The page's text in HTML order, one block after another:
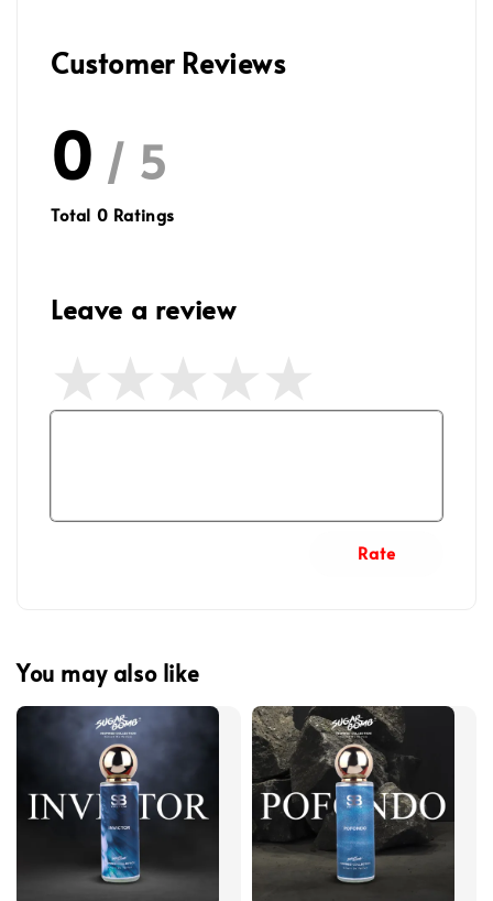
Customer Reviews
0 / 5
Total 0 Ratings
Leave a review
Rate
You may also like